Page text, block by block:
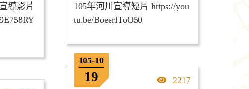
導影片
105年河川宣導短片 https://you
tu.be/BoeerIToO50
105-10
19 點擊率
2217